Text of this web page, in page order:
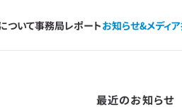
ついて事務局レポートお知らせ&メディ
最近のお知らせ